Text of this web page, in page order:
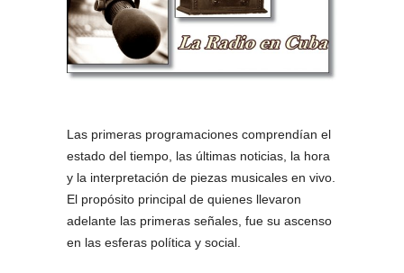
Las primeras programaciones comprendían el
estado del tiempo, las últimas noticias, la hora
y la interpretación de piezas musicales en vivo.
El propósito principal de quienes llevaron
adelante las primeras señales, fue su ascenso
en las esferas política y social.